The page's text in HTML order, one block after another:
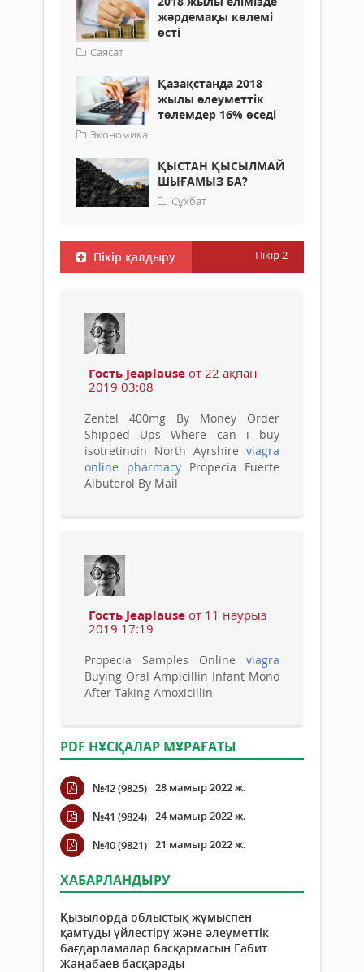
жәрдемақы көлемі
өсті
Саясат
Қазақстанда 2018
жылы әлеуметтік
төлемдер 16% өседі
Экономика
ҚЫСТАН ҚЫСЫЛМАЙ
ШЫҒАМЫЗ БА?
Сұхбат
Пікір қалдыру Пікір 2
Гость Jeaplause от 22 ақпан
2019 03:08
Zentel 400mg By Money Order
Shipped Ups Where can i buy
isotretinoin North Ayrshire viagra
online pharmacy Propecia Fuerte
Albuterol By Mail
Гость Jeaplause от 11 наурыз
2019 17:19
Propecia Samples Online viagra
Buying Oral Ampicillin Infant Mono
After Taking Amoxicillin
PDF НҰСҚАЛАР МҰРАҒАТЫ
№42 (9825)
28 мамыр 2022 ж.
№41 (9824)
24 мамыр 2022 ж.
№40 (9821)
21 мамыр 2022 ж.
ХАБАРЛАНДЫРУ
Қызылорда облыстық жұмыспен
қамтуды үйлестіру және әлеуметтік
бағдарламалар басқармасын Ғабит
Жаңабаев басқарады